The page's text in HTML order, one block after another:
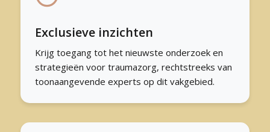
Exclusieve inzichten
Krijg toegang tot het nieuwste onderzoek en
strategieën voor traumazorg, rechtstreeks van
toonaangevende experts op dit vakgebied.